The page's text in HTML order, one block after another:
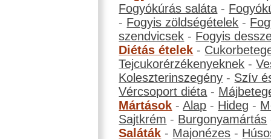
Fogyókúrás saláta -
- Fogyis zöldségételek -
szendvicsek - Fogyis
Diétás ételek -
Tejcukorérzékenyeknek -
Koleszterinszegény - Szív
Vércsoport diéta -
Mártások -Alap - Hideg -
Sajtkrém - Burgonyamártás
Saláták - Majonézes -